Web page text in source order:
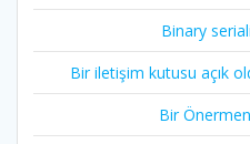
Binary
Bir iletişim kutusu açık
Bir